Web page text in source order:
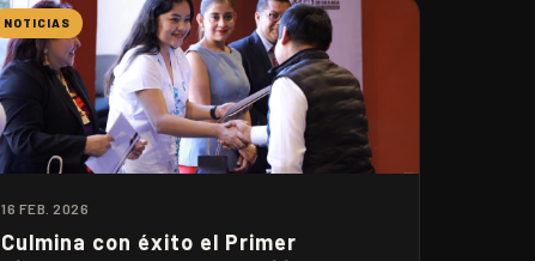
NOTICIAS
16 FEB. 2026
Culmina con éxito el Primer